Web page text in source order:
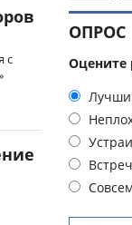
с
ОПРОС
Оцените